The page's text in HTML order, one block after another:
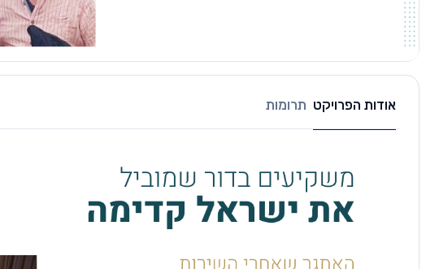
אודות הפרויקט תרומות